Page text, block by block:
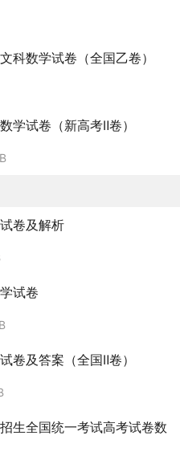
科数学试卷（全国乙卷）
学试卷（新高考Ⅱ卷）
卷及解析
试卷
卷及答案（全国Ⅱ卷）
生全国统一考试高考试卷数